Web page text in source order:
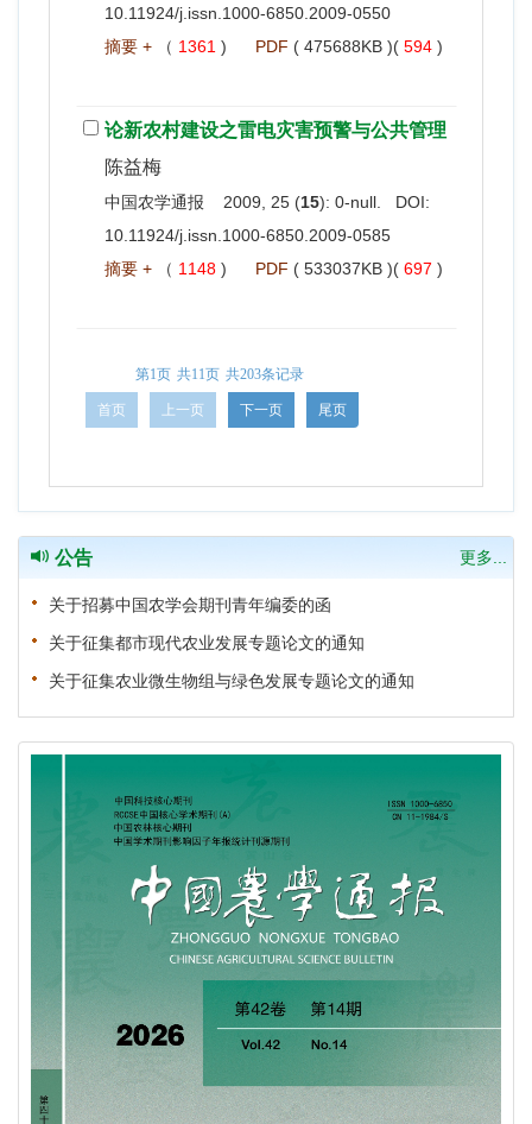
10.11924/j.issn.1000-6850.2009-0550
摘要 + （ 1361 ) PDF ( 475688KB )( 594 )
论新农村建设之雷电灾害预警与公共管理
陈益梅
中国农学通报 2009, 25 (15): 0-null. DOI:
10.11924/j.issn.1000-6850.2009-0585
摘要 + （ 1148 ) PDF ( 533037KB )( 697 )
第1页 共11页 共203条记录
首页 上一页 下一页 尾页
公告 更多...
关于招募中国农学会期刊青年编委的函
关于征集都市现代农业发展专题论文的通知
关于征集农业微生物组与绿色发展专题论文的通知